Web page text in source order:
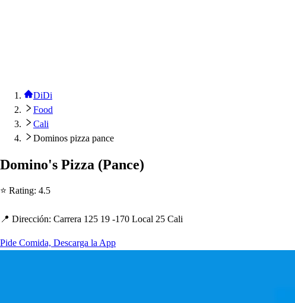
DiDi
Food
Cali
Dominos pizza pance
Domino's Pizza (Pance)
⭐ Rating: 4.5
📍 Dirección: Carrera 125 19 -170 Local 25 Cali
Pide Comida, Descarga la App